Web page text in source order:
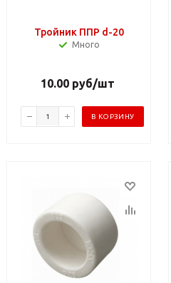
Тройник ППР d-20
Много
10.00 руб/шт
В КОРЗИНУ